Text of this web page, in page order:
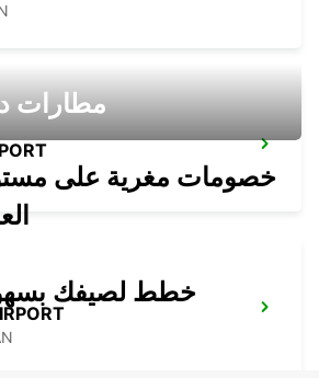
مطارات
خصومات مغرية على
خطط لصيفك